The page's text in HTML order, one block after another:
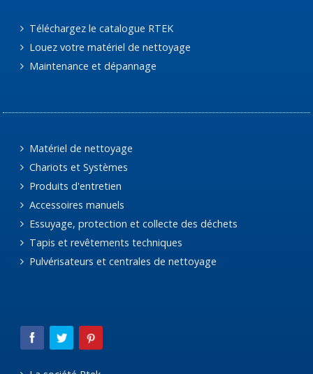
Téléchargez le catalogue RTEK
Louez votre matériel de nettoyage
Maintenance et dépannage
Matériel de nettoyage
Chariots et Systèmes
Produits d'entretien
Accessoires manuels
Essuyage, protection et collecte des déchets
Tapis et revêtements techniques
Pulvérisateurs et centrales de nettoyage